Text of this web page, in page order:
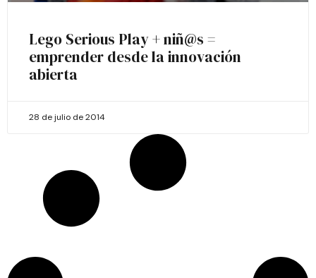
Lego Serious Play + niñ@s =
emprender desde la innovación
abierta
28 de julio de 2014